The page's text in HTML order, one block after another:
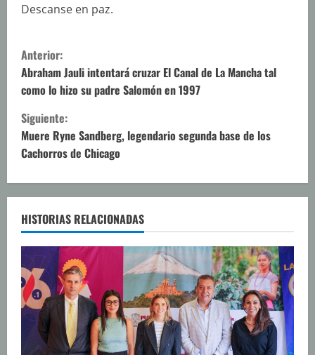
Descanse en paz.
S
i
g
u
e
l
e
y
e
n
d
Anterior:
Abraham Jauli intentará cruzar El Canal de La Mancha tal
como lo hizo su padre Salomón en 1997
Siguiente:
Muere Ryne Sandberg, legendario segunda base de los
Cachorros de Chicago
HISTORIAS RELACIONADAS